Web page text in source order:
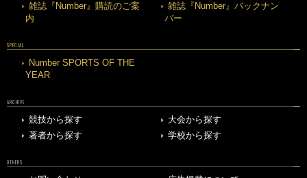
雑誌『Number』購読のご案
内
雑誌『Number』バックナン
バー
SPECIAL
Number SPORTS OF THE
YEAR
ARCHIVE
競技から探す
大会から探す
著者から探す
学校から探す
OTHERS